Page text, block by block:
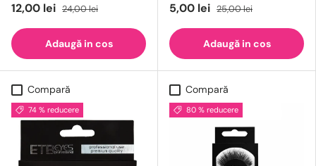
12,00 lei 24,00 lei
Adaugă in cos
5,00 lei 25,00 lei
Adaugă in cos
Compară
74 % reducere
Compară
80 % reducere